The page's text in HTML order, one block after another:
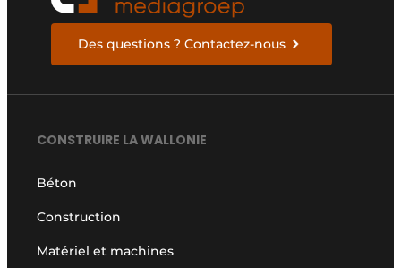
Des questions ? Contactez-nous
CONSTRUIRE LA WALLONIE
Béton
Construction
Matériel et machines